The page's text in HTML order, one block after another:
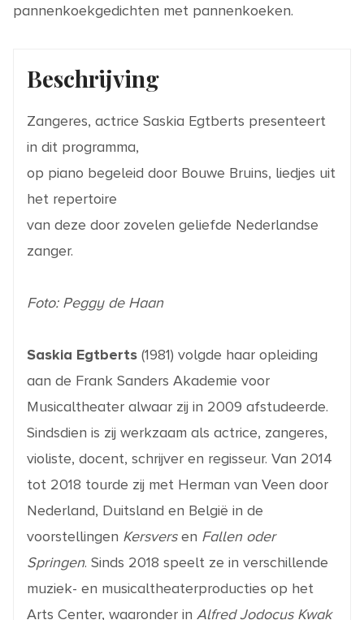
pannenkoekgedichten met pannenkoeken.
Beschrijving
Zangeres, actrice Saskia Egtberts presenteert
in dit programma,
op piano begeleid door Bouwe Bruins, liedjes uit
het repertoire
van deze door zovelen geliefde Nederlandse
zanger.
Foto: Peggy de Haan
Saskia Egtberts (1981) volgde haar opleiding
aan de Frank Sanders Akademie voor
Musicaltheater alwaar zij in 2009 afstudeerde.
Sindsdien is zij werkzaam als actrice, zangeres,
violiste, docent, schrijver en regisseur. Van 2014
tot 2018 tourde zij met Herman van Veen door
Nederland, Duitsland en België in de
voorstellingen Kersversen Fallen oder
Springen. Sinds 2018 speelt ze in verschillende
muziek- en musicaltheaterproducties op het
Arts Center, waaronder in Alfred Jodocus Kwak